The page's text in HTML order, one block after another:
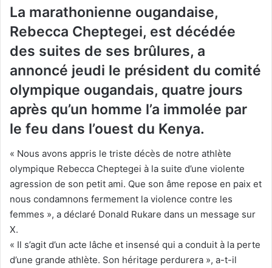
La marathonienne ougandaise,
Rebecca Cheptegei, est décédée
des suites de ses brûlures, a
annoncé jeudi le président du comité
olympique ougandais, quatre jours
après qu’un homme l’a immolée par
le feu dans l’ouest du Kenya.
« Nous avons appris le triste décès de notre athlète
olympique Rebecca Cheptegei à la suite d’une violente
agression de son petit ami. Que son âme repose en paix et
nous condamnons fermement la violence contre les
femmes », a déclaré Donald Rukare dans un message sur
X.
« Il s’agit d’un acte lâche et insensé qui a conduit à la perte
d’une grande athlète. Son héritage perdurera », a-t-il